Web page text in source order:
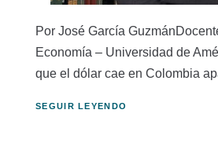
Por José García
Economía – Universidad de
que el dólar cae en Colombia
SEGUIR LEYENDO